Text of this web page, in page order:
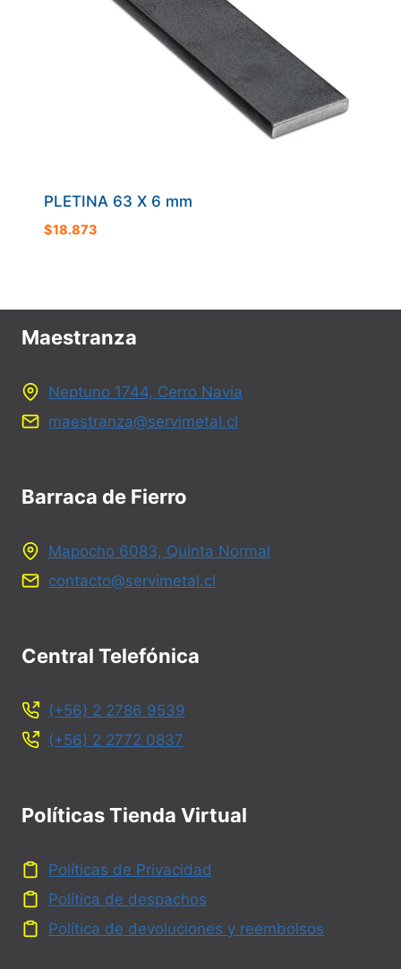
PLETINA 63 X 6 mm
$18.873
Maestranza
Neptuno 1744, Cerro Navia
maestranza@servimetal.cl
Barraca de Fierro
Mapocho 6083, Quinta Normal
contacto@servimetal.cl
Central Telefónica
(+56) 2 2786 9539
(+56) 2 2772 0837
Políticas Tienda Virtual
Políticas de Privacidad
Política de despachos
Política de devoluciones y reembolsos